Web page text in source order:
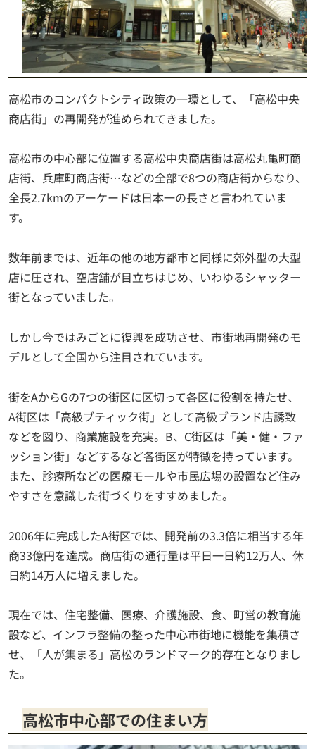
高松市のコンパクトシティ政策の一環として、「高松中央
商店街」の再開発が進められてきました。
高松市の中心部に位置する高松中央商店街は高松丸亀町商
店街、兵庫町商店街…などの全部で8つの商店街からなり、
全長2.7kmのアーケードは日本一の長さと言われていま
す。
数年前までは、近年の他の地方都市と同様に郊外型の大型
店に圧され、空店舗が目立ちはじめ、いわゆるシャッター
街となっていました。
しかし今ではみごとに復興を成功させ、市街地再開発のモ
デルとして全国から注目されています。
街をAからGの7つの街区に区切って各区に役割を持たせ、
A街区は「高級ブティック街」として高級ブランド店誘致
などを図り、商業施設を充実。B、C街区は「美・健・ファ
ッション街」などするなど各街区が特徴を持っています。
また、診療所などの医療モールや市民広場の設置など住み
やすさを意識した街づくりをすすめました。
2006年に完成したA街区では、開発前の3.3倍に相当する年
商33億円を達成。商店街の通行量は平日一日約12万人、休
日約14万人に増えました。
現在では、住宅整備、医療、介護施設、食、町営の教育施
設など、インフラ整備の整った中心市街地に機能を集積さ
せ、「人が集まる」高松のランドマーク的存在となりまし
た。
高松市中心部での住まい方